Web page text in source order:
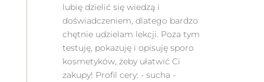
lubię dzielić się wiedzą i
doświadczeniem, dlatego bardzo
chętnie udzielam lekcji. Poza tym
testuję, pokazuję i opisuję sporo
kosmetyków, żeby ułatwić Ci
zakupy! Profil cery: - sucha -